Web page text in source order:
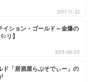
2017-11-22
イション・ゴールド～金爆の
リ】
2013-06-05
ド「居酒屋らぷそでぃー」の